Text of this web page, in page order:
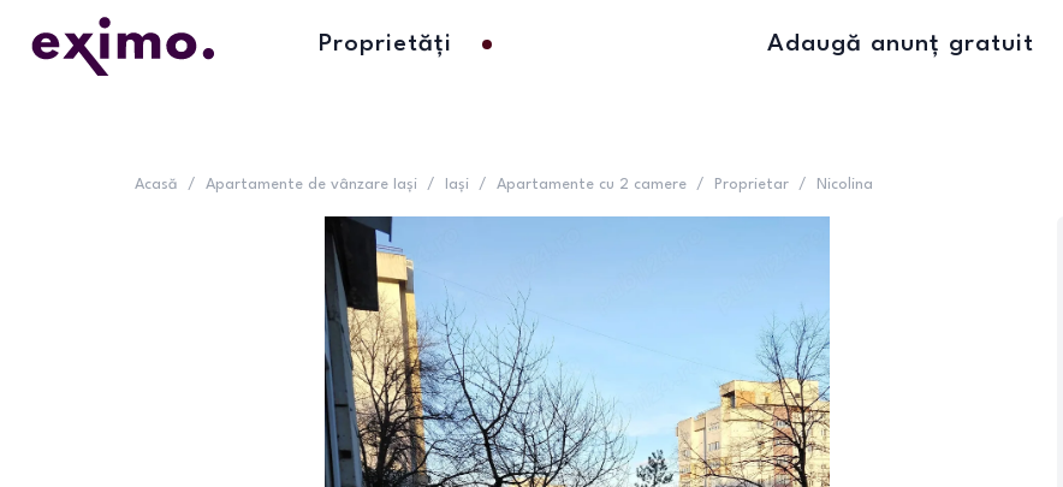
Proprietăți Adaugă anunț gratuit
Acasă / Apartamente de vânzare Iași / Iași / Apartamente cu 2 camere / Proprietar / Nicolina